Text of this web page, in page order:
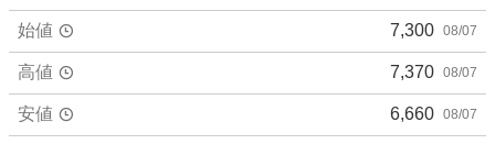
始値 7,300 08/07
高値 7,370 08/07
安値 6,660 08/07